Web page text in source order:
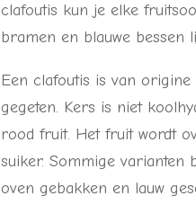
clafoutis kun je elke
bramen en blauwe bessen
Een clafoutis is van
gegeten. Kers is niet
rood fruit. Het fruit wordt
suiker. Sommige
oven gebakken en lauw